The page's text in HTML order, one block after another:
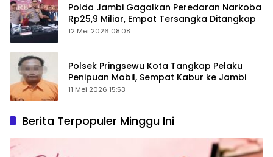
Polda Jambi Gagalkan Peredaran Narkoba
Rp25,9 Miliar, Empat Tersangka Ditangkap
12 Mei 2026 08:08
Polsek Pringsewu Kota Tangkap Pelaku
Penipuan Mobil, Sempat Kabur ke Jambi
11 Mei 2026 15:53
Berita Terpopuler Minggu Ini